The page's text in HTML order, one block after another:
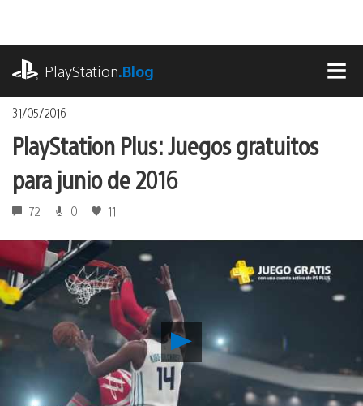
contenido
PlayStation.Blog
31/05/2016
PlayStation Plus: Juegos gratuitos
para junio de 2016
72 0 11
Reproducir
PlayStation
Plus:
Juegos
gratuitos